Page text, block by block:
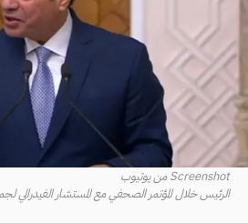
Screenshot من يوتيوب
الرئيس خلال المؤتمر الصحفي مع المستشار الفيدرالي